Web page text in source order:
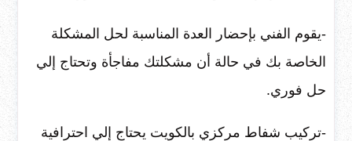
-يقوم الفني بإحضار العدة المناسبة لحل المشكلة
الخاصة بك في حالة أن مشكلتك مفاجأة وتحتاج إلي
حل فوري.
-تركيب شفاط مركزي بالكويت يحتاج إلي احترافية